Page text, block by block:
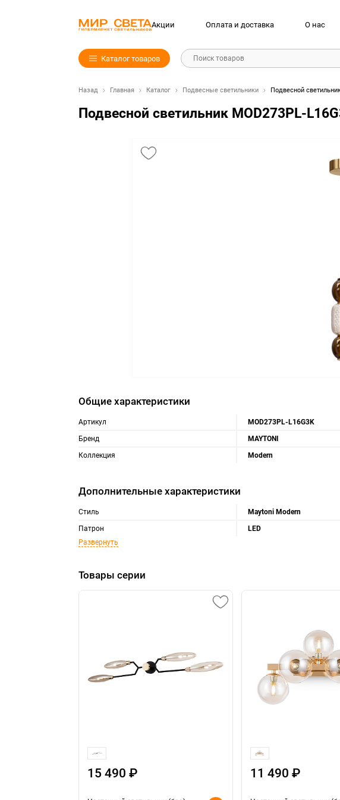
Акции Оплата и доставка О нас
Каталог товаров Поиск товаров
Назад Главная Каталог Подвесные светильники Подвесной
Подвесной светильник MOD273PL-
Общие характеристики
Артикул
MOD273PL-L16G3K
Бренд
MAYTONI
Коллекция
Modern
Дополнительные характеристики
Стиль
Maytoni Modern
Патрон
LED
Развернуть
Товары серии
15 490 ₽ 11 490 ₽